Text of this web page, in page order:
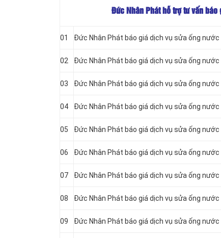
Đức Nhân Phát hỗ trợ tư vấn báo
01 Đức Nhân Phát báo giá dịch vụ sửa ống
02 Đức Nhân Phát báo giá dịch vụ sửa ống
03 Đức Nhân Phát báo giá dịch vụ sửa ống
04 Đức Nhân Phát báo giá dịch vụ sửa ống
05 Đức Nhân Phát báo giá dịch vụ sửa ống
06 Đức Nhân Phát báo giá dịch vụ sửa ống
07 Đức Nhân Phát báo giá dịch vụ sửa ống
08 Đức Nhân Phát báo giá dịch vụ sửa ống
09 Đức Nhân Phát báo giá dịch vụ sửa ống